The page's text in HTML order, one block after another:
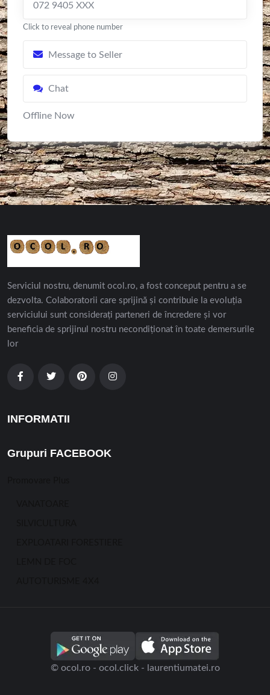
072 9405 XXX
Click to reveal phone number
Message to Seller
Chat
Offline Now
Serviciul nostru, denumit ocol.ro, a fost conceput pentru a se
dezvolta. Colaboratorii care sprijină și contribuie la evoluția
serviciului sunt considerați parteneri de încredere și vor
beneficia de sprijinul nostru necondiționat în toate demersurile
lor
INFORMATII
Grupuri FACEBOOK
© ocol.ro - ocol.click - laurentiumatei.ro